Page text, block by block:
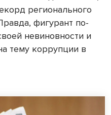
регионального
фигурант по-
невиновности и
тему коррупции в